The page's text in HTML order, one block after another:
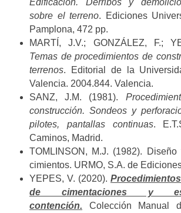
sobre el terreno. Ediciones
Pamplona, 472 pp.
MARTÍ, J.V.; GONZÁLEZ, F.;
Temas de procedimientos de
terrenos. Editorial de la
Valencia. 2004.844. Valencia.
SANZ, J.M. (1981).
construcción. Sondeos y
pilotes, pantallas continuas.
Caminos, Madrid.
TOMLINSON, M.J. (1982).
cimientos. URMO, S.A. de
YEPES, V. (2020).
de cimentaciones y
contención. Colección Manual